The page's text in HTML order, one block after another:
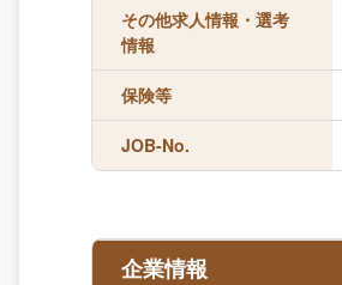
その他求人情報・選考
情報
保険等
JOB-No.
企業情報